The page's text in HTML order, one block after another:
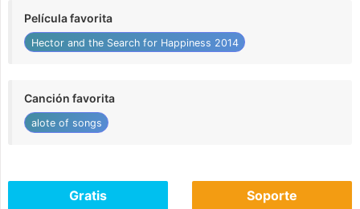
Película favorita
Hector and the Search for Happiness 2014
Canción favorita
alote of songs
Gratis Soporte